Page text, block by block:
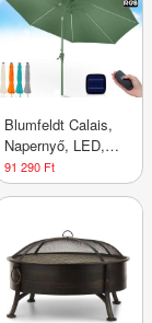
Blumfeldt Calais,
Napernyő, LED,
alumínium váz,
poliészter huzat,
91 290 Ft